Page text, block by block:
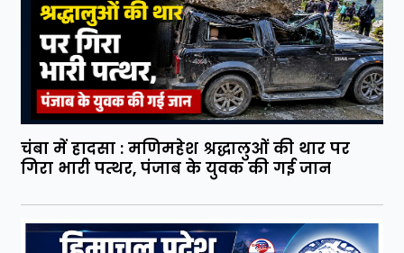
चंबा में हादसा : मणिमहेश श्रद्धालुओं की थार पर
गिरा भारी पत्थर, पंजाब के युवक की गई जान